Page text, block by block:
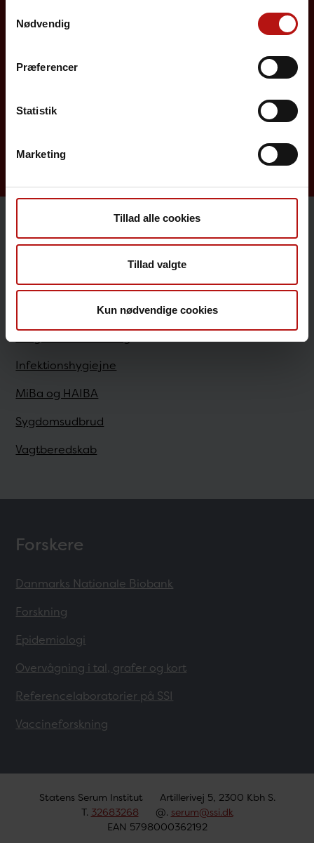
Nødvendig
Præferencer
Statistik
Marketing
Tillad alle cookies
Tillad valgte
Kun nødvendige cookies
Rejsevaccination
Sygdomsleksikon
MiBa, HAIBA og det digitale infektionsberedskab
Sundhedsfaglige
Antibiotikaresistens
Infektionshygiejne
MiBa og HAIBA
Sygdomsudbrud
Vagtberedskab
Forskere
Danmarks Nationale Biobank
Forskning
Epidemiologi
Overvågning i tal, grafer og kort
Referencelaboratorier på SSI
Vaccineforskning
Statens Serum Institut
Artillerivej 5, 2300 Kbh S.
T. 32683268 @. serum@ssi.dk
EAN 5798000362192